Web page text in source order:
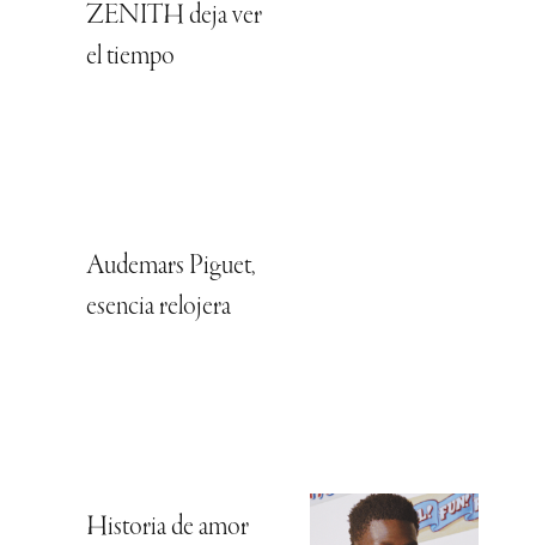
ZENITH deja ver
el tiempo
Audemars Piguet,
esencia relojera
Historia de amor